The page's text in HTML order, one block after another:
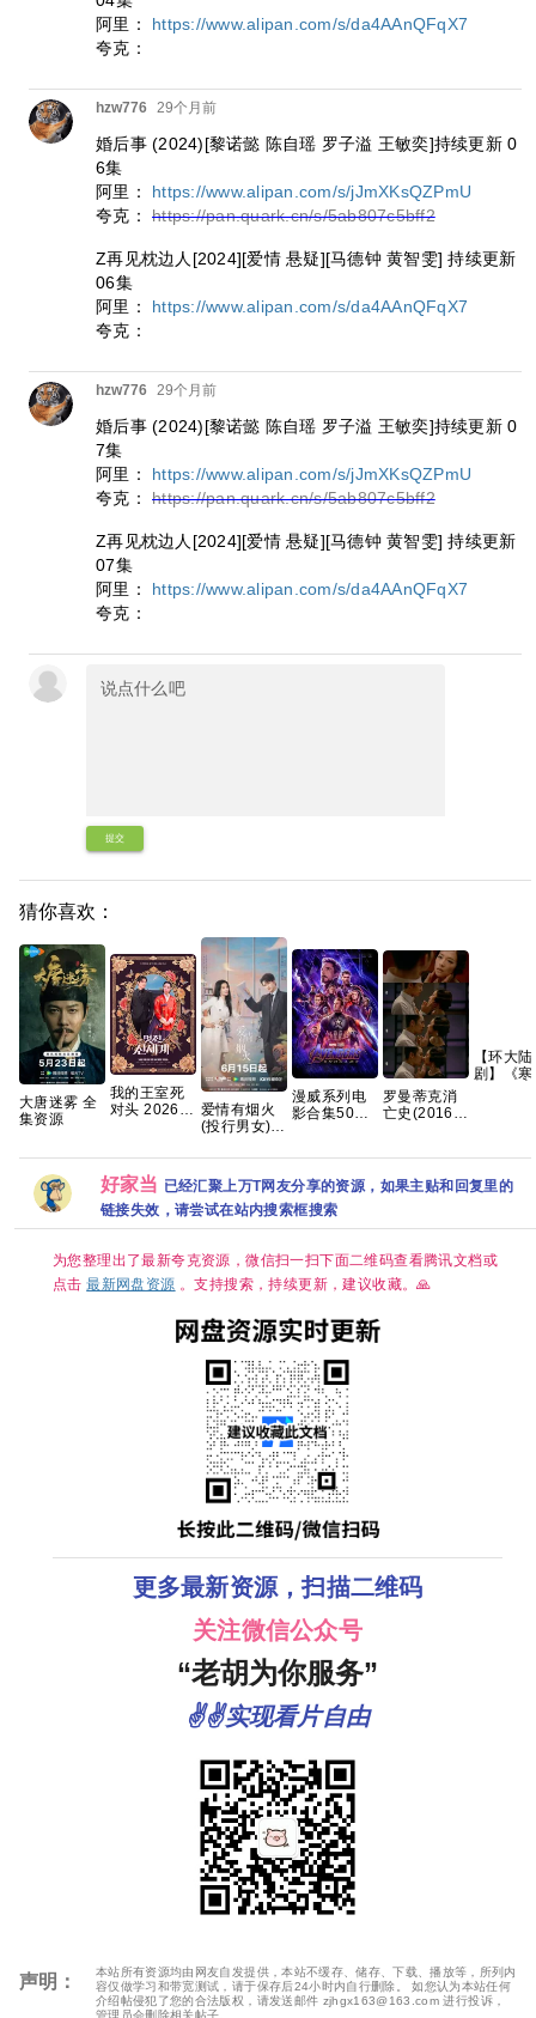
阿里： https://www.alipan.com/s/da4AAnQFqX7
夸克：
hzw776 29个月前
婚后事 (2024)[黎诺懿 陈自瑶 罗子溢 王敏奕]持续更新 0
6集
阿里： https://www.alipan.com/s/jJmXKsQZPmU
夸克：https://pan.quark.cn/s/5ab807c5bff2
Z再见枕边人[2024][爱情 悬疑][马德钟 黄智雯] 持续更新
06集
阿里： https://www.alipan.com/s/da4AAnQFqX7
夸克：
hzw776 29个月前
婚后事 (2024)[黎诺懿 陈自瑶 罗子溢 王敏奕]持续更新 0
7集
阿里： https://www.alipan.com/s/jJmXKsQZPmU
夸克：https://pan.quark.cn/s/5ab807c5bff2
Z再见枕边人[2024][爱情 悬疑][马德钟 黄智雯] 持续更新
07集
阿里： https://www.alipan.com/s/da4AAnQFqX7
夸克：
提交
猜你喜欢：
大唐迷雾 全
集资源
我的王室死
对头 2026
情】 【林智
妍 / 许南
俊】【韩剧
中字】
爱情有烟火
(投行男女)
【4K超清
SDR】国语
中字 网盘资
源下载
漫威系列电
影合集50部
罗曼蒂克消
亡史(2016)
封简繁英][葛
优/章子怡]
[19.6GB]
【环大陆
剧】《寒
中字/三无
集】
好家当 已经汇聚上万T网友分享的资源，如果主贴和回复里的
链接失效，请尝试在站内搜索框搜索
为您整理出了最新夸克资源，微信扫一扫下面二维码查看腾讯文档或
点击最新网盘资源 。支持搜索，持续更新，建议收藏。🙏
更多最新资源，扫描二维码
关注微信公众号
“老胡为你服务”
✌✌实现看片自由
声明：
本站所有资源均由网友自发提供，本站不缓存、储存、下载、播放等，所列内
容仅做学习和带宽测试，请于保存后24小时内自行删除。 如您认为本站任何
介绍帖侵犯了您的合法版权，请发送邮件 zjhgx163@163.com 进行投诉，
管理员会删除相关帖子。